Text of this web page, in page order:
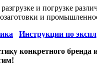
и погрузке
и
Инструкции по
конкретного